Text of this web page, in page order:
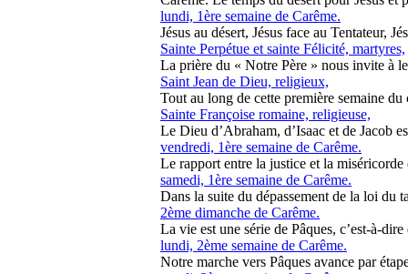
lundi, 1ère semaine de Carême.
Jésus au désert, Jésus face au Tentateur,
Sainte Perpétue et sainte Félicité, martyres,
La prière du « Notre Père » nous invite à
Saint Jean de Dieu, religieux,
Tout au long de cette première semaine
Sainte Françoise romaine, religieuse,
Le Dieu d’Abraham, d’Isaac et de Jacob
vendredi, 1ère semaine de Carême.
Le rapport entre la justice et la
samedi, 1ère semaine de Carême.
Dans la suite du dépassement de la loi du
2ème dimanche de Carême.
La vie est une série de Pâques, c’est-à-
lundi, 2ème semaine de Carême.
Notre marche vers Pâques avance par